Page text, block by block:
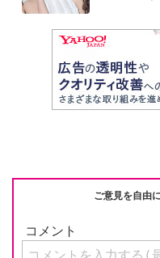
ご意見を自由